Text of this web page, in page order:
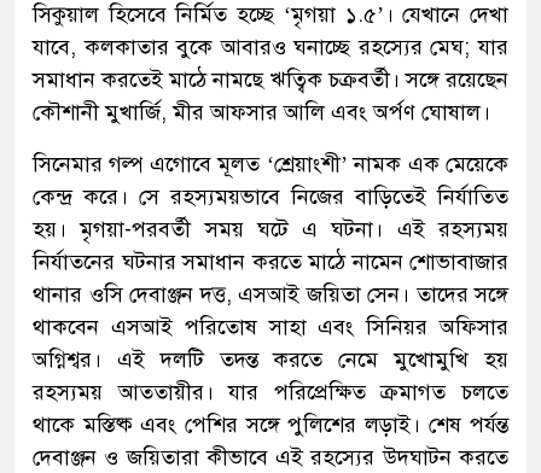
সিকুয়াল হিসেবে নির্মিত হচ্ছে ‘মৃগয়া ১.৫’। যেখানে দেখা
যাবে, কলকাতার বুকে আবারও ঘনাচ্ছে রহস্যের মেঘ; যার
সমাধান করতেই মাঠে নামছে ঋত্বিক চক্রবর্তী। সঙ্গে রয়েছেন
কৌশানী মুখার্জি, মীর আফসার আলি এবং অর্পণ ঘোষাল।
সিনেমার গল্প এগোবে মূলত ‘শ্রেয়াংশী’ নামক এক মেয়েকে
কেন্দ্র করে। সে রহস্যময়ভাবে নিজের বাড়িতেই নির্যাতিত
হয়। মৃগয়া-পরবর্তী সময় ঘটে এ ঘটনা। এই রহস্যময়
নির্যাতনের ঘটনার সমাধান করতে মাঠে নামেন শোভাবাজার
থানার ওসি দেবাঞ্জন দত্ত, এসআই জয়িতা সেন। তাদের সঙ্গে
থাকবেন এসআই পরিতোষ সাহা এবং সিনিয়র অফিসার
অগ্নিশ্বর। এই দলটি তদন্ত করতে নেমে মুখোমুখি হয়
রহস্যময় আততায়ীর। যার পরিপ্রেক্ষিত ক্রমাগত চলতে
থাকে মস্তিষ্ক এবং পেশির সঙ্গে পুলিশের লড়াই। শেষ পর্যন্ত
দেবাঞ্জন ও জয়িতারা কীভাবে এই রহস্যের উদঘাটন করতে